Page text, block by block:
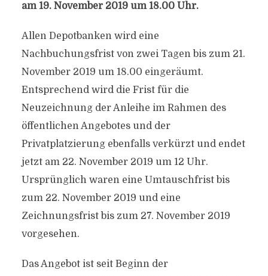
am 19. November 2019 um 18.00 Uhr.
Allen Depotbanken wird eine
Nachbuchungsfrist von zwei Tagen bis zum 21.
November 2019 um 18.00 eingeräumt.
Entsprechend wird die Frist für die
Neuzeichnung der Anleihe im Rahmen des
öffentlichen Angebotes und der
Privatplatzierung ebenfalls verkürzt und endet
jetzt am 22. November 2019 um 12 Uhr.
Ursprünglich waren eine Umtauschfrist bis
zum 22. November 2019 und eine
Zeichnungsfrist bis zum 27. November 2019
vorgesehen.
Das Angebot ist seit Beginn der